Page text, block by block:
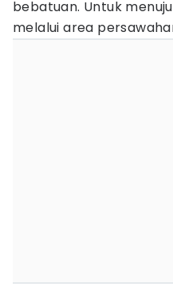
bebatuan. Untuk
melalui area